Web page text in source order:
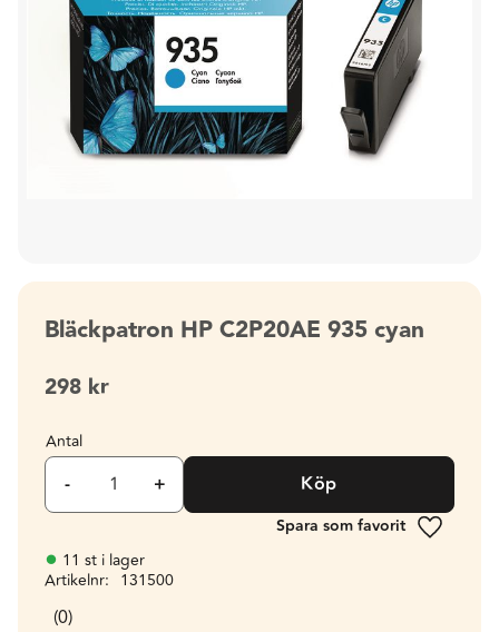
Bläckpatron HP C2P20AE 935 cyan
298 kr
Antal
+
- Köp
Lägg till
11 st i lager
Artikelnr
131500
0